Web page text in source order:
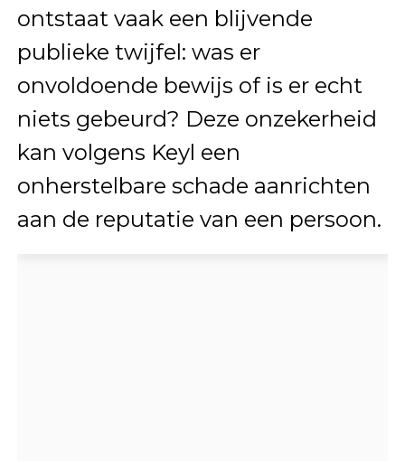
ontstaat vaak een blijvende
publieke twijfel: was er
onvoldoende bewijs of is er echt
niets gebeurd? Deze onzekerheid
kan volgens Keyl een
onherstelbare schade aanrichten
aan de reputatie van een persoon.